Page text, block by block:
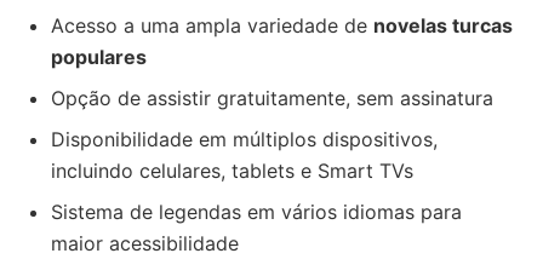
Acesso a uma ampla variedade de novelas turcas
populares
Opção de assistir gratuitamente, sem assinatura
Disponibilidade em múltiplos dispositivos,
incluindo celulares, tablets e Smart TVs
Sistema de legendas em vários idiomas para
maior acessibilidade